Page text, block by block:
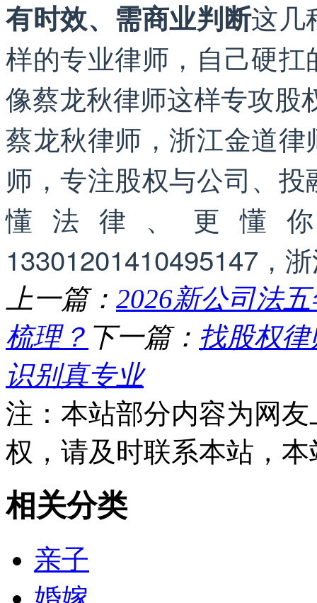
有时效、需商业判断这几
样的专业律师，自己硬
像蔡龙秋律师这样专攻股
蔡龙秋律师，浙江金道
师，专注股权与公司、
懂法律、更懂
13301201410495147，
上一篇： 2026新公司法
梳理？ 下一篇： 找股权
识别真专业
注：本站部分内容为网
权，请及时联系本站，
相关分类
亲子